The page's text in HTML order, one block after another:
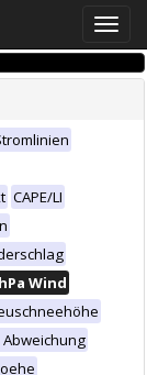
Toggle
CAPE/LI
Wind
Abweichung